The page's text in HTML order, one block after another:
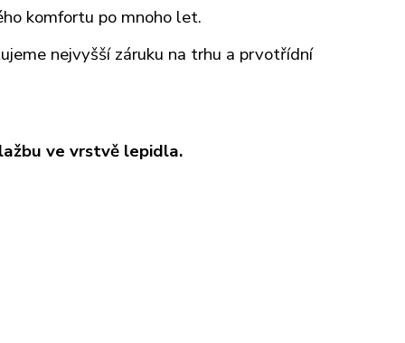
komfortu po mnoho let.
nejvyšší záruku na trhu a prvotřídní
ve vrstvě lepidla.